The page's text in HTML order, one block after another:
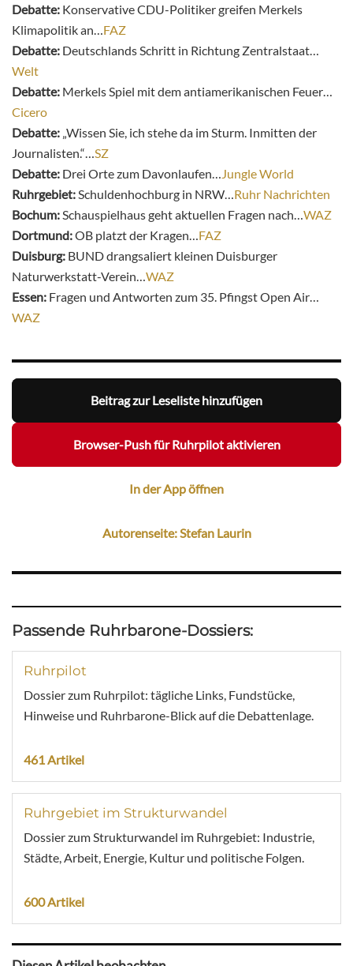
Debatte: Konservative CDU-Politiker greifen Merkels
Klimapolitik an… FAZ
Debatte: Deutschlands Schritt in Richtung Zentralstaat…
Welt
Debatte: Merkels Spiel mit dem antiamerikanischen Feuer…
Cicero
Debatte: „Wissen Sie, ich stehe da im Sturm. Inmitten der
Journalisten.“… SZ
Debatte: Drei Orte zum Davonlaufen…
Jungle World
Ruhrgebiet: Schuldenhochburg in NRW… Ruhr Nachrichten
Bochum: Schauspielhaus geht aktuellen Fragen nach… WAZ
Dortmund:OB platzt der Kragen… FAZ
Duisburg: BUND drangsaliert kleinen Duisburger
Naturwerkstatt-Verein… WAZ
Essen: Fragen und Antworten zum 35. Pfingst Open Air…
WAZ
Beitrag zur Leseliste hinzufügen
Browser-Push für Ruhrpilot aktivieren
In der App öffnen
Autorenseite: Stefan Laurin
Passende Ruhrbarone-Dossiers:
Ruhrpilot
Dossier zum Ruhrpilot: tägliche Links, Fundstücke,
Hinweise und Ruhrbarone-Blick auf die Debattenlage.
461 Artikel
Ruhrgebiet im Strukturwandel
Dossier zum Strukturwandel im Ruhrgebiet: Industrie,
Städte, Arbeit, Energie, Kultur und politische Folgen.
600 Artikel